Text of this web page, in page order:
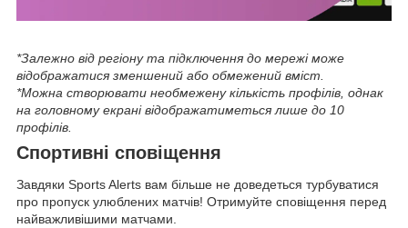
*Залежно від регіону та підключення до мережі може
відображатися зменшений або обмежений вміст.
*Можна створювати необмежену кількість профілів, однак
на головному екрані відображатиметься лише до 10
профілів.
Спортивні сповіщення
Завдяки Sports Alerts вам більше не доведеться турбуватися
про пропуск улюблених матчів! Отримуйте сповіщення перед
найважливішими матчами.